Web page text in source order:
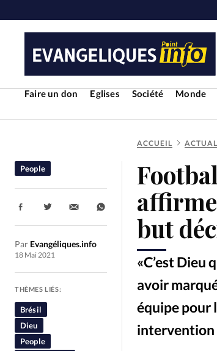
Faire un don Eglises Société Monde
RUBRIQUES
Toute l'actualité Bible
Economie
Eglises
Liberté religieuse
People
Politique
ACCUEIL
but
«C’est Dieu
avoir
équipe pour
intervention
People
Par Evangéliques.info
18 Mai 2021
Partager:
THÈMES LIÉS:
Brésil
Dieu
People